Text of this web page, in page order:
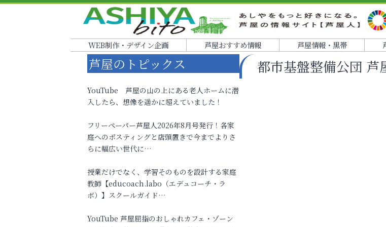
WEB制作・デザイン企画 芦屋おすすめ情報 芦屋情報・黒帯
都市基盤整備公団
芦屋のトピックス
YouTube 芦屋の山の上にある老人ホームに潜
入したら、想像を遥かに超えていました！
フリーペーパー芦屋人2026年8月号発行！各家
庭へのポスティングと店頭置きで今までよりさ
らに幅広い世代に…
授業だけでなく、学習そのものを設計する家庭
教師【educoach.labo（エデュコーチ・ラ
ボ）】スクールガイド…
YouTube 芦屋屈指のおしゃれカフェ・ゾーン